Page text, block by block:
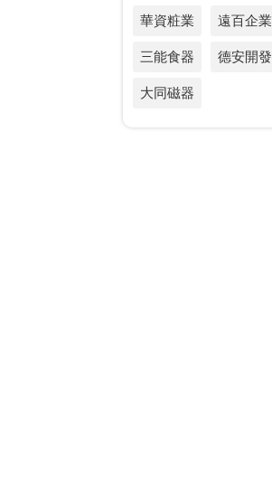
華資粧業 遠百企業
三能食器 德安開發
大同磁器